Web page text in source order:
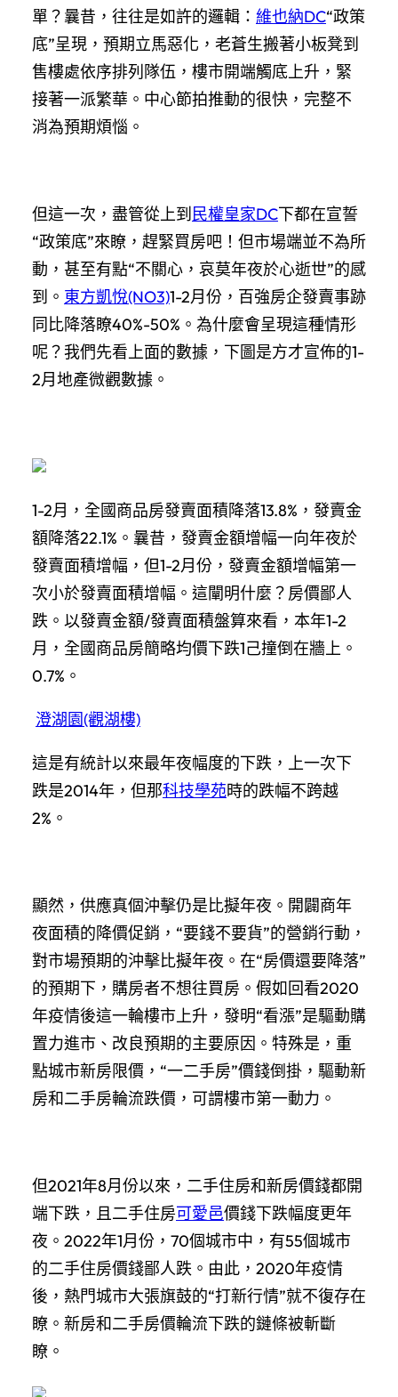
單？曩昔，往往是如許的邏輯： 維也納DC“政策
底”呈現，預期立馬惡化，老蒼生搬著小板凳到
售樓處依序排列隊伍，樓市開端觸底上升，緊
接著一派繁華。中心節拍推動的很快，完整不
消為預期煩惱。
但這一次，盡管從上到 民權皇家DC下都在宣誓
“政策底”來瞭，趕緊買房吧！但市場端並不為所
動，甚至有點“不關心，哀莫年夜於心逝世”的感
到。 東方凱悅(NO3)1-2月份，百強房企發賣事跡
同比降落瞭40%-50%。為什麼會呈現這種情形
呢？我們先看上面的數據，下圖是方才宣佈的1-
2月地產微觀數據。
1-2月，全國商品房發賣面積降落13.8%，發賣金
額降落22.1%。曩昔，發賣金額增幅一向年夜於
發賣面積增幅，但1-2月份，發賣金額增幅第一
次小於發賣面積增幅。這闡明什麼？房價鄙人
跌。以發賣金額/發賣面積盤算來看，本年1-2
月，全國商品房簡略均價下跌1己撞倒在牆上。
0.7%。
澄湖園(觀湖樓)
這是有統計以來最年夜幅度的下跌，上一次下
跌是2014年，但那科技學苑時的跌幅不跨越
2%。
顯然，供應真個沖擊仍是比擬年夜。開闢商年
夜面積的降價促銷，“要錢不要貨”的營銷行動，
對市場預期的沖擊比擬年夜。在“房價還要降落”
的預期下，購房者不想往買房。假如回看2020
年疫情後這一輪樓市上升，發明“看漲”是驅動購
置力進市、改良預期的主要原因。特殊是，重
點城市新房限價，“一二手房”價錢倒掛，驅動新
房和二手房輪流跌價，可謂樓市第一動力。
但2021年8月份以來，二手住房和新房價錢都開
端下跌，且二手住房可愛邑價錢下跌幅度更年
夜。2022年1月份，70個城市中，有55個城市
的二手住房價錢鄙人跌。由此，2020年疫情
後，熱門城市大張旗鼓的“打新行情”就不復存在
瞭。新房和二手房價輪流下跌的鏈條被斬斷
瞭。